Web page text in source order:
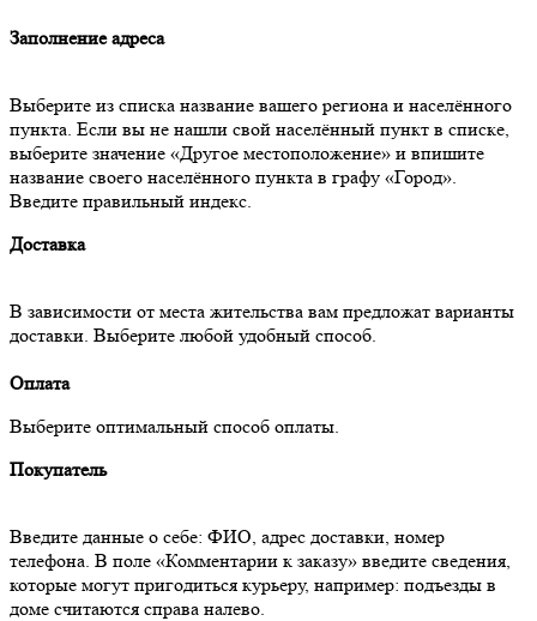
Заполнение адреса
Выберите из списка название вашего региона и населённого
пункта. Если вы не нашли свой населённый пункт в списке,
выберите значение «Другое местоположение» и впишите
название своего населённого пункта в графу «Город».
Введите правильный индекс.
Доставка
В зависимости от места жительства вам предложат варианты
доставки. Выберите любой удобный способ.
Оплата
Выберите оптимальный способ оплаты.
Покупатель
Введите данные о себе: ФИО, адрес доставки, номер
телефона. В поле «Комментарии к заказу» введите сведения,
которые могут пригодиться курьеру, например: подъезды в
доме считаются справа налево.